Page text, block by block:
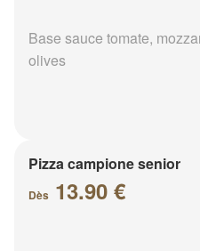
Base sauce tomate,
olives
Pizza campione senior
Dès 13.90 €